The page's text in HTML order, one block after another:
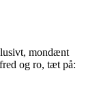
mondænt
og ro, tæt på: